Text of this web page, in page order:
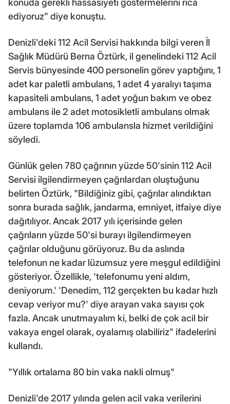
konuda gerekli hassasiyeti göstermelerini rica
ediyoruz" diye konuştu.
Denizli'deki 112 Acil Servisi hakkında bilgi veren İl
Sağlık Müdürü Berna Öztürk, il genelindeki 112 Acil
Servis bünyesinde 400 personelin görev yaptığını, 1
adet kar paletli ambulans, 1 adet 4 yaralıyı taşıma
kapasiteli ambulans, 1 adet yoğun bakım ve obez
ambulans ile 2 adet motosikletli ambulans olmak
üzere toplamda 106 ambulansla hizmet verildiğini
söyledi.
Günlük gelen 780 çağrının yüzde 50'sinin 112 Acil
Servisi ilgilendirmeyen çağrılardan oluştuğunu
belirten Öztürk, "Bildiğiniz gibi, çağrılar alındıktan
sonra burada sağlık, jandarma, emniyet, itfaiye diye
dağıtılıyor. Ancak 2017 yılı içerisinde gelen
çağrıların yüzde 50'si burayı ilgilendirmeyen
çağrılar olduğunu görüyoruz. Bu da aslında
telefonun ne kadar lüzumsuz yere meşgul edildiğini
gösteriyor. Özellikle, 'telefonumu yeni aldım,
deniyorum.' 'Denedim, 112 gerçekten bu kadar hızlı
cevap veriyor mu?' diye arayan vaka sayısı çok
fazla. Ancak unutmayalım ki, belki de çok acil bir
vakaya engel olarak, oyalamış olabiliriz" ifadelerini
kullandı.
"Yıllık ortalama 80 bin vaka nakli olmuş"
Denizli'de 2017 yılında gelen acil vaka verilerini